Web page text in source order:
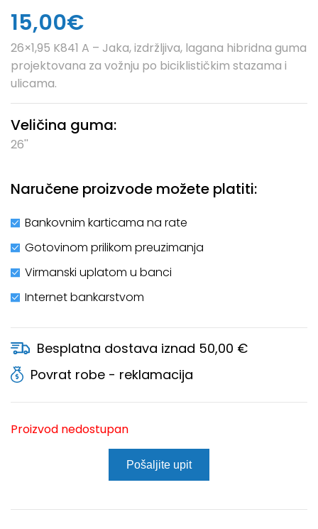
15,00€
26×1,95 K841 A – Jaka, izdržljiva, lagana hibridna guma
projektovana za vožnju po biciklističkim stazama i
ulicama.
Veličina guma:
26''
Naručene proizvode možete platiti:
Bankovnim karticama na rate
Gotovinom prilikom preuzimanja
Virmanski uplatom u banci
Internet bankarstvom
Besplatna dostava iznad 50,00 €
Povrat robe - reklamacija
Proizvod nedostupan
Pošaljite upit